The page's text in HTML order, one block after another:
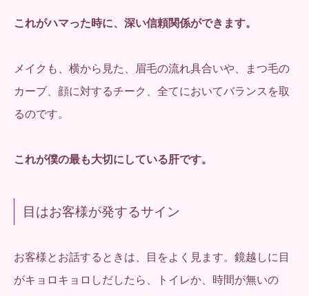
これがハマった時に、深い信頼関係ができます。
メイクも、横から見た、眉毛の流れ具合いや、まつ毛の
カーブ、顔に対するチーク、全てにおいてバランスを取
るのです。
これが僕の最も大切にしている肝です。
目はお客様が発するサイン
お客様とお話するときは、目をよく見ます。鏡越しに目
がキョロキョロしだしたら、トイレか、時間が無いの